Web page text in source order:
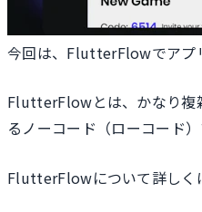
今回は、FlutterFlowでアプ
FlutterFlowとは、かなり複
るノーコード（ローコード）
FlutterFlowについて詳しく